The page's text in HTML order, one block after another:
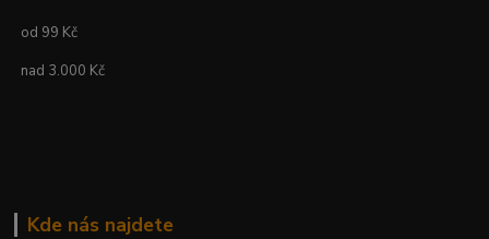
od 99 Kč
nad 3.000 Kč
Kde nás najdete